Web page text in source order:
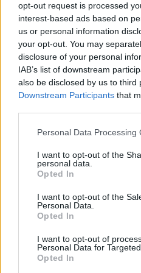
opt-out request is processed
interest-based ads based on
us or personal information
your opt-out. You may
disclosure of your personal
IAB’s list of downstream
also be disclosed by us to third
Downstream Participants that
Personal Data Processing
I want to opt-out of the
personal data.
Opted In
I want to opt-out of the
Personal Data.
Opted In
I want to opt-out of
Personal Data for
Opted In
Druga potyczka zaczęła
ciągu pierwszych
zgarnął Steven "Hans
pozostałych alejach
dobrze. Do dziesiątej
wyniosła ponad trzy
spocząć na laurach.
wyłączeniu Rasmusa
Królików wpadł pierwszy
dwa inhibitory. Jeszcze
Barney "Alphari" Morris i
Na trzecią potyczkę
spotkania wskazywał na
midlaner Fnatic oddał